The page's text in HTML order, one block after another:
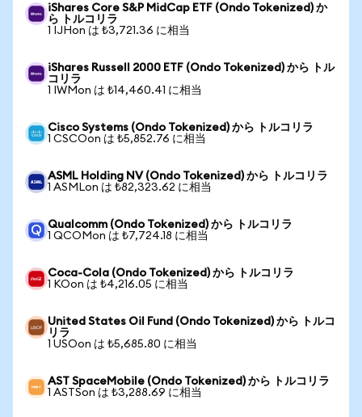
iShares Core S&P MidCap ETF (Ondo Tokenized) か
ら トルコリラ
1 IJHon は ₺3,721.36 に相当
iShares Russell 2000 ETF (Ondo Tokenized) から トル
コリラ
1 IWMon は ₺14,460.41 に相当
Cisco Systems (Ondo Tokenized) から トルコリラ
1 CSCOon は ₺5,852.76 に相当
ASML Holding NV (Ondo Tokenized) から トルコリラ
1 ASMLon は ₺82,323.62 に相当
Qualcomm (Ondo Tokenized) から トルコリラ
1 QCOMon は ₺7,724.18 に相当
Coca-Cola (Ondo Tokenized) から トルコリラ
1 KOon は ₺4,216.05 に相当
United States Oil Fund (Ondo Tokenized) から トルコ
リラ
1 USOon は ₺5,685.80 に相当
AST SpaceMobile (Ondo Tokenized) から トルコリラ
1 ASTSon は ₺3,288.69 に相当